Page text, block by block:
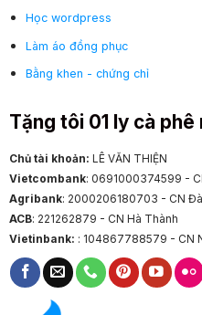
Học wordpress
Làm áo đồng phục
Bằng khen - chứng chỉ
Tặng tôi 01 ly cà phê
Chủ tài khoản: LÊ VĂN THIỆN
Vietcombank: 0691000374599 -
Agribank: 2000206180703 - CN
ACB: 221262879 - CN Hà Thành
Vietinbank: : 104867788579 - CN